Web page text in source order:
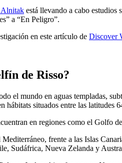
Alnitak está llevando a cabo estudios
a “En Peligro”.
en este artículo de Discover
de Risso?
el mundo en aguas templadas,
hábitats situados entre las latitudes
en regiones como el Golfo
frente a las Islas
Sudáfrica, Nueva Zelanda y